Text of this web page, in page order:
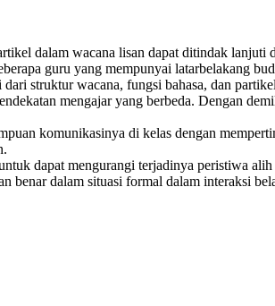
dalam wacana lisan dapat ditindak
guru yang mempunyai latarbelakang
struktur wacana, fungsi bahasa, dan
mengajar yang berbeda. Dengan
komunikasinya di kelas dengan
dapat mengurangi terjadinya peristiwa
benar dalam situasi formal dalam interaksi